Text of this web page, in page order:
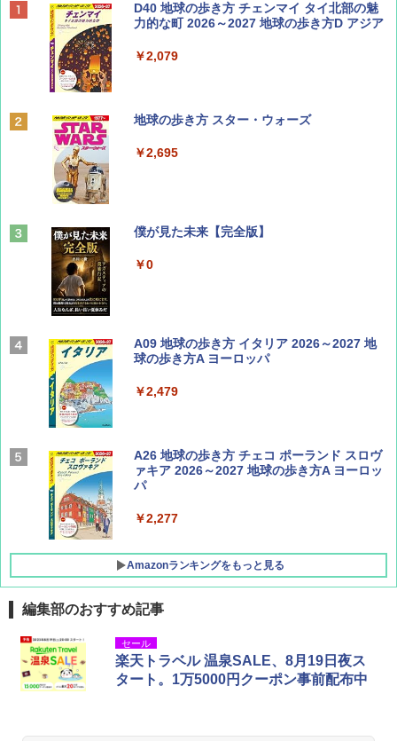
BE-PAL(ビ-パル) 2026年 9 月号【特別付録:
SOTO ミニマル"旅"財布 ランダム2種】
￥1,500
ディズニーファン ２０２６年 ９月号 [雑
山と溪谷 2026年8月号「南アルプス大全」
￥1,540
Coyote No.89 特集 星野道夫 夢見る旅
AIRLINE（エアライン）2026年9月号【特
集】ボーイング110周年を祝して！
D40 地球の歩き方 チェンマイ タイ北部の魅
力的な町 2026～2027 地球の歩き方D アジア
￥2,079
地球の歩き方 スター・ウォーズ
￥2,695
僕が見た未来【完全版】
￥0
A09 地球の歩き方 イタリア 2026～2027 地
球の歩き方A ヨーロッパ
￥2,479
A26 地球の歩き方 チェコ ポーランド スロヴ
ァキア 2026～2027 地球の歩き方A ヨーロッ
パ
￥2,277
Amazonランキングをもっと見る
[キャンパーズコレクション 山善] ポップアッ
プテント 傘みたいに広げて畳める パッとサ
ッとサンシェード キューブ フルクローズ メ
ッシュ 簡単設置 ワンタッチテント キャンプ
GRANDOOR ステンレス保冷剤 2個セット 2
026リニューアル 急速冷凍 空間倍増 衛生的
コンパクト 保冷力長持ち
編集部のおすすめ記事
セール
楽天トラベル 温泉SALE、8月19日夜ス
タート。1万5000円クーポン事前配布中